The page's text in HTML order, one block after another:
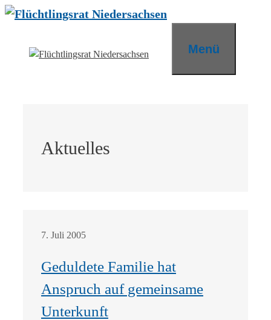
Zum
Menü
Aktuelles
7. Juli 2005
Geduldete Familie hat
Anspruch auf gemeinsame
Unterkunft